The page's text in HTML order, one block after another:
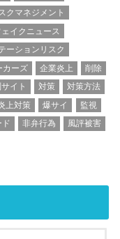
クマネジメント
ェイクニュース
ーションリスク
カーズ 企業炎上
削除
イト 対策
対策方法
上対策 爆サイ
監視
ド 非弁行為
風評被害